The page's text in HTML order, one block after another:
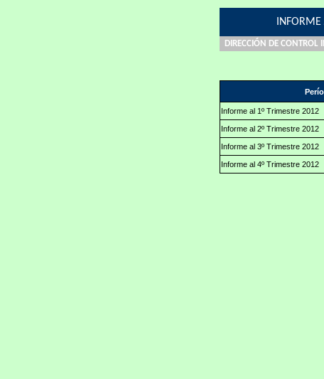
DIRECCIÓN DE CONTROL
Informe al 1º Trimestre 2012
Informe al 2º Trimestre 2012
Informe al 3º Trimestre 2012
Informe al 4º Trimestre 2012